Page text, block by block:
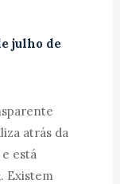
julho de
atrás da
está
Existem